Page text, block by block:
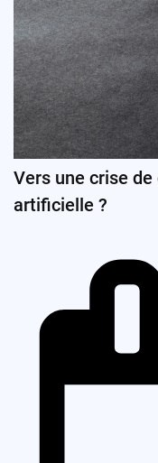
Vers une crise
artificielle ?